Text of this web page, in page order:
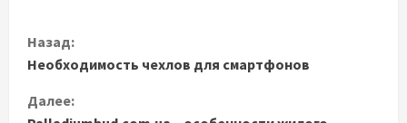
П
р
о
Назад:
Необходимость чехлов для смартфонов
Далее: